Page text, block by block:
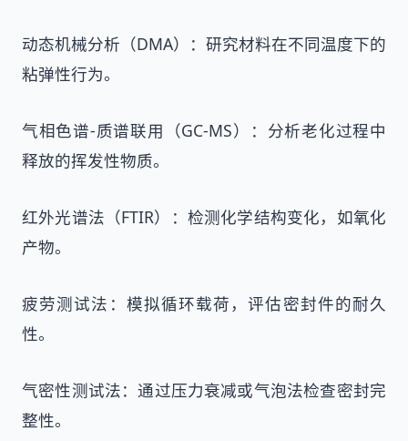
动态机械分析（DMA）：研究材料在不同温度下的
粘弹性行为。
气相色谱-质谱联用（GC-MS）：分析老化过程中
释放的挥发性物质。
红外光谱法（FTIR）：检测化学结构变化，如氧化
产物。
疲劳测试法：模拟循环载荷，评估密封件的耐久
性。
气密性测试法：通过压力衰减或气泡法检查密封完
整性。